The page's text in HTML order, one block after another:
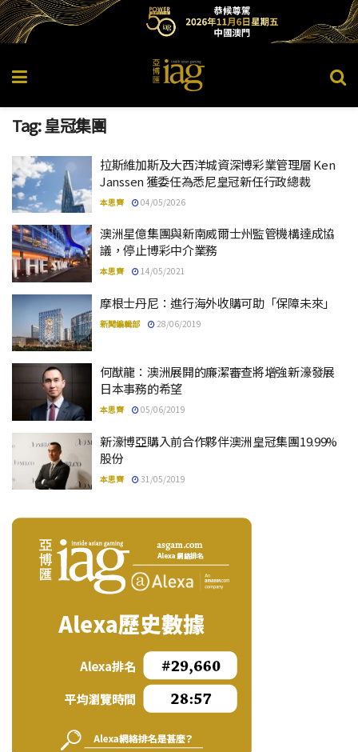
Tag:皇冠集團
拉斯維加斯及大西洋城資深博彩業管理層 Ken
Janssen 獲委任為悉尼皇冠新任行政總裁
本思齊 04/05/2026
澳洲星億集團與新南威爾士州監管機構達成協
議，停止博彩中介業務
本思齊 14/05/2021
摩根士丹尼：進行海外收購可助「保障未來」
新聞編輯部 28/06/2019
何猷龍：澳洲展開的廉潔審查將增強新濠發展
日本事務的希望
本思齊 05/06/2019
新濠博亞購入前合作夥伴澳洲皇冠集團19.99%
股份
本思齊 31/05/2019